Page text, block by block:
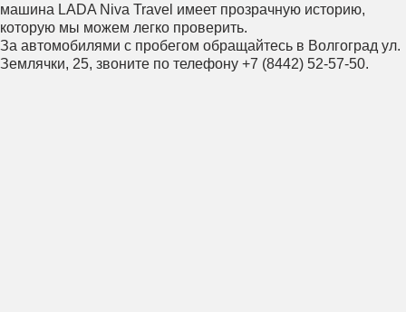
машина LADA Niva Travel имеет прозрачную историю,
которую мы можем легко проверить.
За автомобилями с пробегом обращайтесь в Волгоград ул.
Землячки, 25, звоните по телефону +7 (8442) 52-57-50.